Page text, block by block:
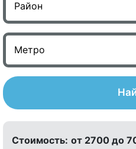
Стоимость: от 2700 до